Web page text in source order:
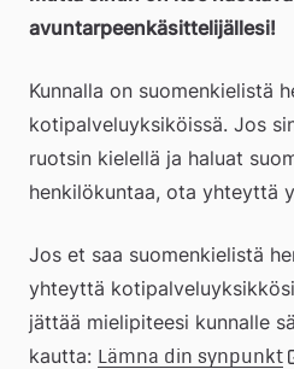
avuntarpeenkäsittelijällesi!
Kunnalla on suomenkielistä
kotipalveluyksiköissä. Jos
ruotsin kielellä ja haluat
henkilökuntaa, ota yhteyttä
Jos et saa suomenkielistä
yhteyttä
jättää mielipiteesi kunnalle
kautta: Lämna din synpunkt